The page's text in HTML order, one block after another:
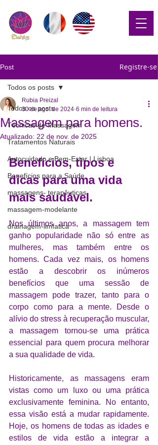
Post Registre-se
Todos os posts
Técnicas de Massagem
Tratamentos Naturais
Autocuidado e Bem-Estar | Lisboa
Benefícios para a Saúde
massagens- terapêuticas
massagem-modelante
drainagem-limfatica
Todos os posts
Massagem para homens.
Rubia Preizal
30 de ago. de 2024 6 min de leitura
Atualizado: 22 de nov. de 2025
Benefícios, tipos e
dicas para uma vida
mais saudável.
Nos últimos anos, a massagem tem
ganho popularidade não só entre as
mulheres, mas também entre os
homens. Cada vez mais, os homens
estão a descobrir os inúmeros
benefícios que uma sessão de
massagem pode trazer, tanto para o
corpo como para a mente. Desde o
alívio do stress à recuperação muscular,
a massagem tornou-se uma prática
essencial para quem procura melhorar
a sua qualidade de vida.
Historicamente, as massagens eram
vistas como um luxo ou uma prática
exclusivamente feminina. No entanto,
essa visão está a mudar rapidamente.
Hoje, os homens de todas as idades e
estilos de vida estão a integrar a